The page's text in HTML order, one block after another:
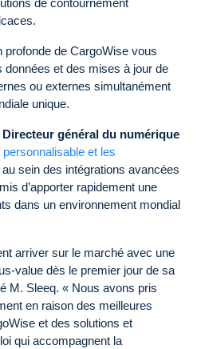
profonde de CargoWise vous
données et des mises à jour de
ou externes simultanément
unique.
Directeur général du numérique
et les
sein des intégrations avancées
d’apporter rapidement une
dans un environnement mondial
arriver sur le marché avec une
value dès le premier jour de sa
M. Sleeq. « Nous avons pris
en raison des meilleures
et des solutions et
qui accompagnent la